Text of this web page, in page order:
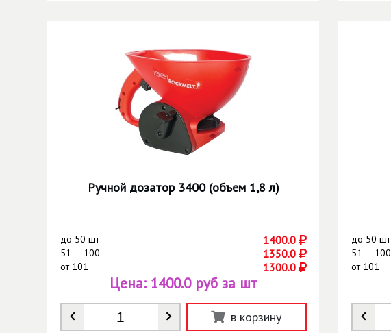
Ручной дозатор 3400 (объем 1,8 л)
до 50 шт 1400.0
51 — 100 1350.0
от101 1300.0
Количество *
Цена: 1400.0 руб за шт
в корзину
до 50 шт
51 — 100
от101